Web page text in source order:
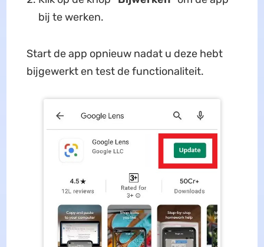
bij te werken.
Start de app opnieuw nadat u deze hebt
bijgewerkt en test de functionaliteit.